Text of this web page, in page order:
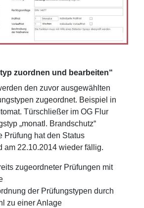
zuordnen und bearbeiten“
den zuvor ausgewählten
zugeordnet. Beispiel in
Türschließer im OG Flur
„monatl. Brandschutz“
Prüfung hat den Status
am 22.10.2014 wieder fällig.
zugeordneter Prüfungen mit
der Prüfungstypen durch
zu einer Anlage